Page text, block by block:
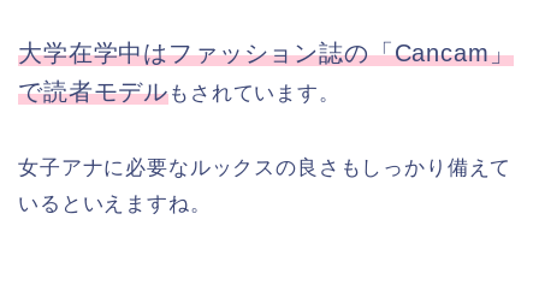
大学在学中はファッション誌の「Cancam」
で読者モデルもされています。
女子アナに必要なルックスの良さもしっかり備えて
いるといえますね。